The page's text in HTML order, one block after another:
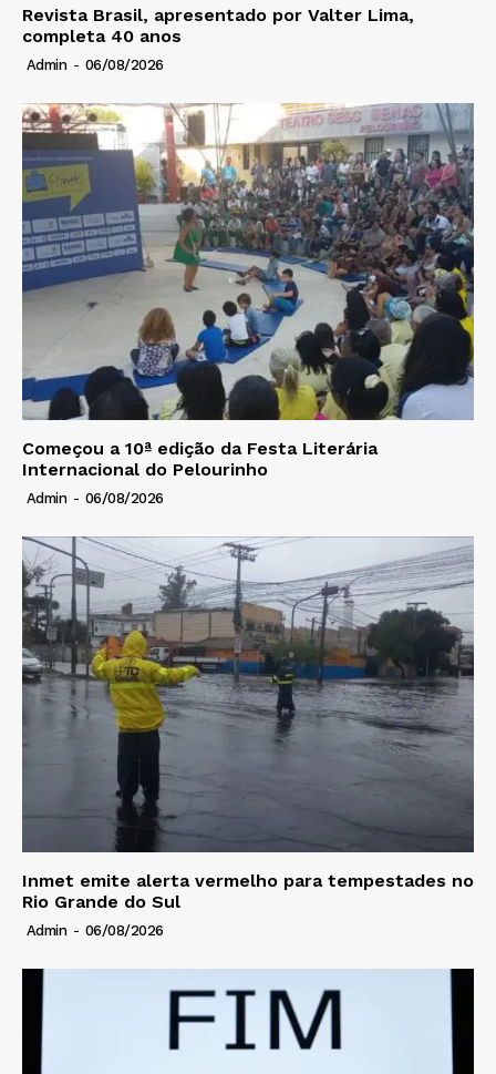
Revista Brasil, apresentado por Valter Lima,
completa 40 anos
Admin - 06/08/2026
Começou a 10ª edição da Festa Literária
Internacional do Pelourinho
Admin - 06/08/2026
Inmet emite alerta vermelho para tempestades no
Rio Grande do Sul
Admin - 06/08/2026